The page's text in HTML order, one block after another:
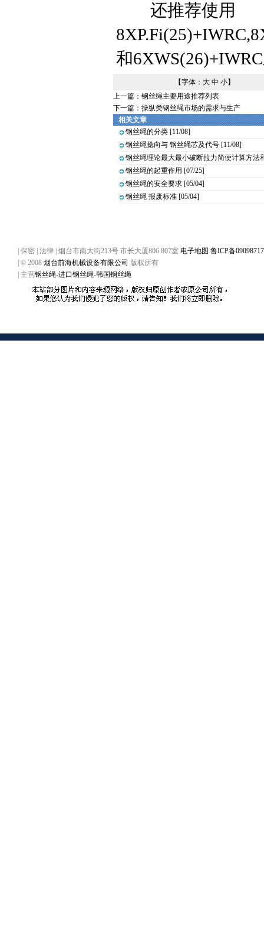
还推荐使用
和
【字体： 大 中 小】
上一篇： 钢丝绳主要用途推荐列表
下一篇： 操纵类钢丝绳市场的需求与生产
相关文章
钢丝绳的分类 [11/08]
钢丝绳捻向与 钢丝绳芯及代号 [11/08]
钢丝绳理论最大最小破断拉力简便计算方法
钢丝绳的起重作用 [07/25]
钢丝绳的安全要求 [05/04]
钢丝绳 报废标准 [05/04]
| 保密 | 法律 | 烟台市南大街213号 市长大厦806 807室 电子地图 鲁ICP备
| © 2008 烟台前海机械设备有限公司 版权所有
| 主营钢丝绳-进口钢丝绳-韩国钢丝绳